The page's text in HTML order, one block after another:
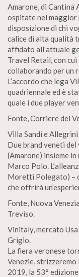
Amarone, di Cantina
ospitate nel maggior
disposizione di chi
calice di alta qualità
affidato all’attuale
Travel Retail, con
collaborando per un
L’accordo che lega
quadriennale ed è
quale i due player
Fonte, Corriere del
Villa Sandi e
Due brand veneti
(Amarone) insieme
Marco Polo.
Moretti Polegato) –
che offrirà
Fonte, Nuova
Treviso.
Vinitaly, mercato
Grigio.
La fiera veronese
Venezie, strizzeremo
2019, la 53°